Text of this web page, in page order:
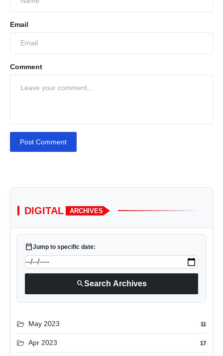
Email
Comment
Post Comment
DIGITAL ARCHIVES
calendar_todayJump to specific date:
searchSearch Archives
folder_open May 2023 11
folder_open Apr 2023 17